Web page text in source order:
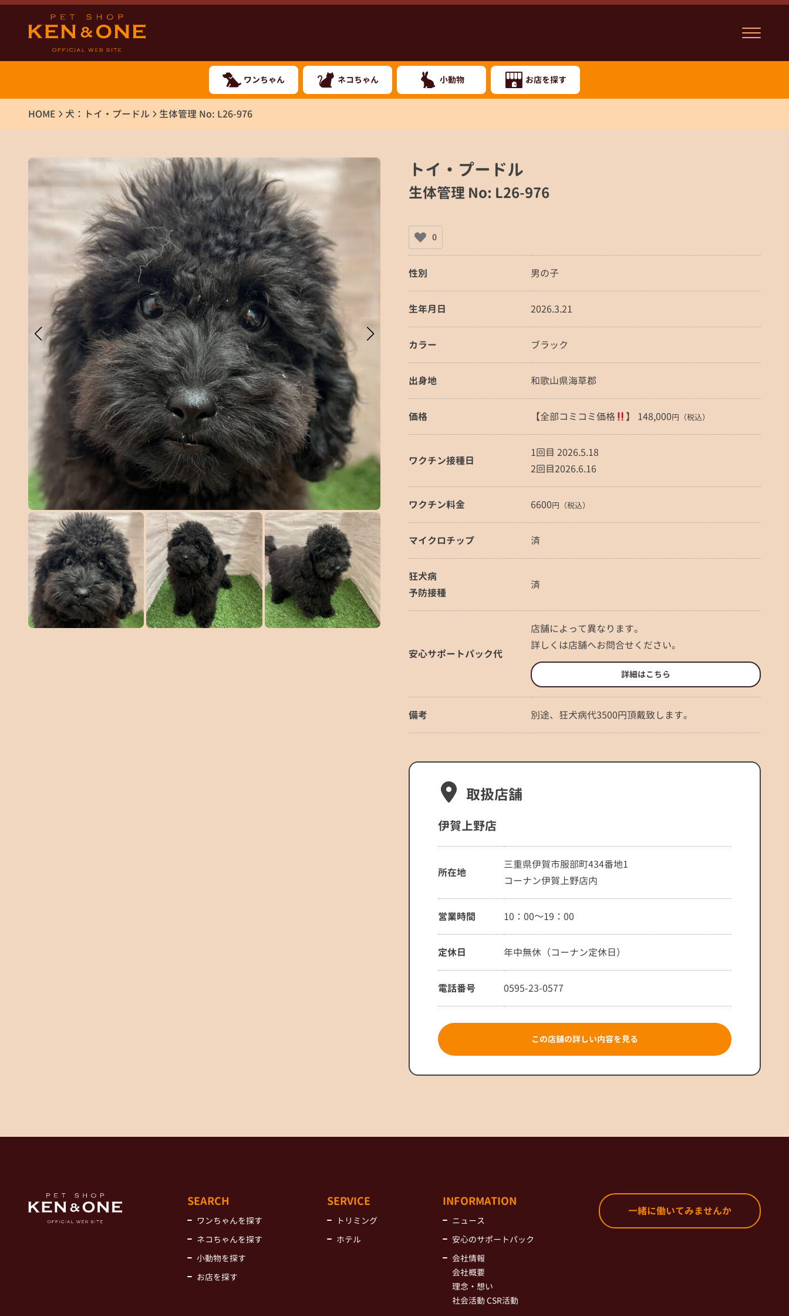
ワンちゃん ネコちゃん 小動物 お店を探す
HOME 犬：トイ・プードル 生体管理 No: L26-976
トイ・プードル
生体管理 No: L26-976
0
性別 男の子
生年月日 2026.3.21
カラー ブラック
出身地 和歌山県海草郡
価格 【全部コミコミ価格 】 148,000円（税込）
ワクチン接種日
1回目 2026.5.18
2回目2026.6.16
ワクチン料金 6600円（税込）
マイクロチップ 済
狂犬病
予防接種
済
安心サポートパック代
店舗によって異なります。
詳しくは店舗へお問合せください。
詳細はこちら
備考 別途、狂犬病代3500円頂戴致します。
取扱店舗
伊賀上野店
所在地
三重県伊賀市服部町434番地1
コーナン伊賀上野店内
営業時間 10：00～19：00
定休日 年中無休（コーナン定休日）
電話番号 0595-23-0577
この店舗の詳しい内容を見る
SEARCH
ワンちゃんを探す
ネコちゃんを探す
小動物を探す
お店を探す
SERVICE
トリミング
ホテル
INFORMATION
ニュース
安心のサポートパック
会社情報
会社概要
理念・想い
社会活動 CSR活動
一緒に働いてみませんか